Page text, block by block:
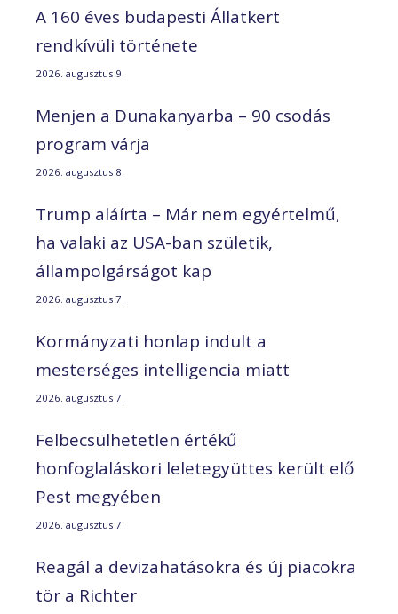
A 160 éves budapesti Állatkert
rendkívüli története
2026. augusztus 9.
Menjen a Dunakanyarba – 90 csodás
program várja
2026. augusztus 8.
Trump aláírta – Már nem egyértelmű,
ha valaki az USA-ban születik,
állampolgárságot kap
2026. augusztus 7.
Kormányzati honlap indult a
mesterséges intelligencia miatt
2026. augusztus 7.
Felbecsülhetetlen értékű
honfoglaláskori leletegyüttes került elő
Pest megyében
2026. augusztus 7.
Reagál a devizahatásokra és új piacokra
tör a Richter